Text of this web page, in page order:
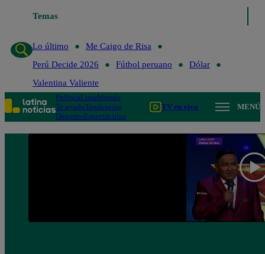
Temas
Lo último
Lo último
Me Caigo de Risa
Perú Decide 2026
Fútbol peruano
Dólar
Valentina Valiente
PolíticaLimaMundo
Te ayudoTendencias
DeportesEspectáculos
TV en vivo MENÚ